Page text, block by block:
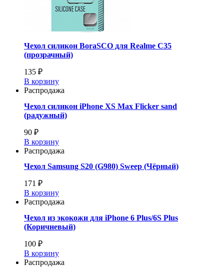
Чехол силикон BoraSCO для Realme C35
(прозрачный)
135 ₽
В корзину
Распродажа
Чехол силикон iPhone XS Max Flicker sand
(радужный)
90 ₽
В корзину
Распродажа
Чехол Samsung S20 (G980) Sweep (Чёрный)
171 ₽
В корзину
Распродажа
Чехол из экокожи для iPhone 6 Plus/6S Plus
(Коричневый)
100 ₽
В корзину
Распродажа